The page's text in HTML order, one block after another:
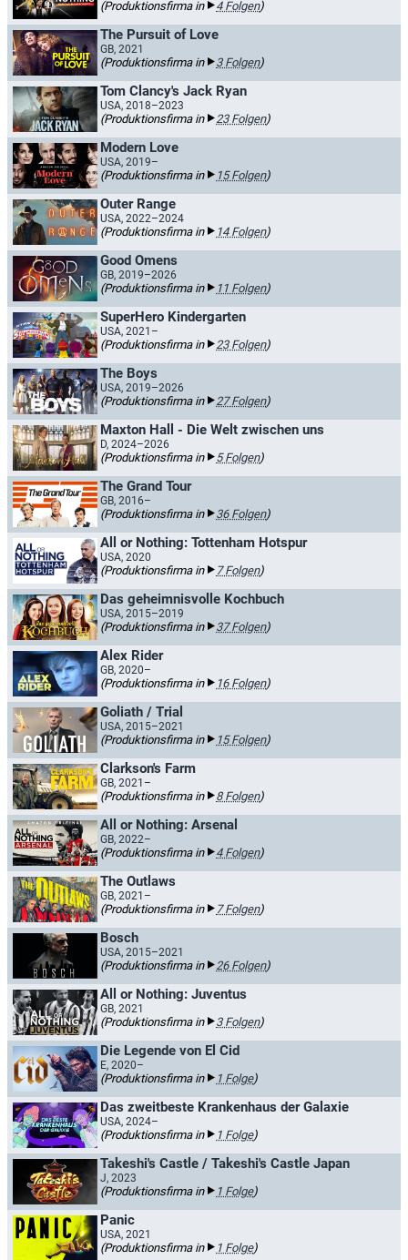
(Produktionsfirma in 4 Folgen)
The Pursuit of Love
GB, 2021
(Produktionsfirma in 3 Folgen)
Tom Clancy's Jack Ryan
USA, 2018–2023
(Produktionsfirma in 23 Folgen)
Modern Love
USA, 2019–
(Produktionsfirma in 15 Folgen)
Outer Range
USA, 2022–2024
(Produktionsfirma in 14 Folgen)
Good Omens
GB, 2019–2026
(Produktionsfirma in 11 Folgen)
SuperHero Kindergarten
USA, 2021–
(Produktionsfirma in 23 Folgen)
The Boys
USA, 2019–2026
(Produktionsfirma in 27 Folgen)
Maxton Hall - Die Welt zwischen uns
D, 2024–2026
(Produktionsfirma in 5 Folgen)
The Grand Tour
GB, 2016–
(Produktionsfirma in 36 Folgen)
All or Nothing: Tottenham Hotspur
USA, 2020
(Produktionsfirma in 7 Folgen)
Das geheimnisvolle Kochbuch
USA, 2015–2019
(Produktionsfirma in 37 Folgen)
Alex Rider
GB, 2020–
(Produktionsfirma in 16 Folgen)
Goliath / Trial
USA, 2015–2021
(Produktionsfirma in 15 Folgen)
Clarkson's Farm
GB, 2021–
(Produktionsfirma in 8 Folgen)
All or Nothing: Arsenal
GB, 2022–
(Produktionsfirma in 4 Folgen)
The Outlaws
GB, 2021–
(Produktionsfirma in 7 Folgen)
Bosch
USA, 2015–2021
(Produktionsfirma in 26 Folgen)
All or Nothing: Juventus
GB, 2021
(Produktionsfirma in 3 Folgen)
Die Legende von El Cid
E, 2020–
(Produktionsfirma in 1 Folge)
Das zweitbeste Krankenhaus der Galaxie
USA, 2024–
(Produktionsfirma in 1 Folge)
Takeshi's Castle / Takeshi's Castle Japan
J, 2023
(Produktionsfirma in 1 Folge)
Panic
USA, 2021
(Produktionsfirma in 1 Folge)